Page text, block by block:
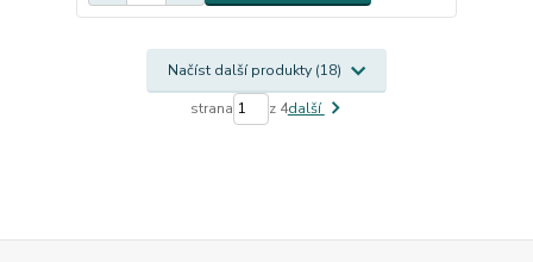
Načíst další produkty (18)
strana z 4další